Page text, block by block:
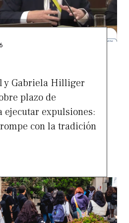
y Gabriela Hilliger
plazo de
ejecutar expulsiones:
con la tradición